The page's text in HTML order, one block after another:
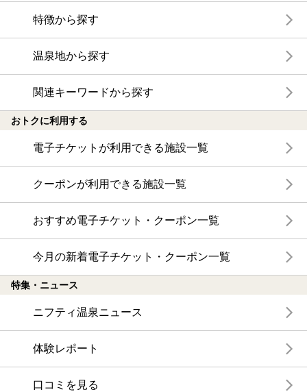
特徴から探す
温泉地から探す
関連キーワードから探す
おトクに利用する
電子チケットが利用できる施設一覧
クーポンが利用できる施設一覧
おすすめ電子チケット・クーポン一覧
今月の新着電子チケット・クーポン一覧
特集・ニュース
ニフティ温泉ニュース
体験レポート
口コミを見る